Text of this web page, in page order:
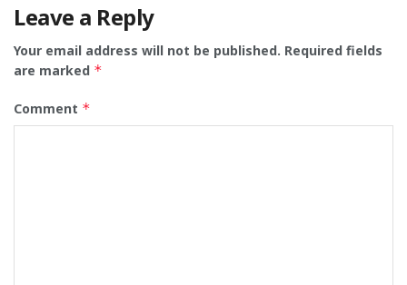
Leave a Reply
Your email address will not be published. Required fields
are marked *
Comment *